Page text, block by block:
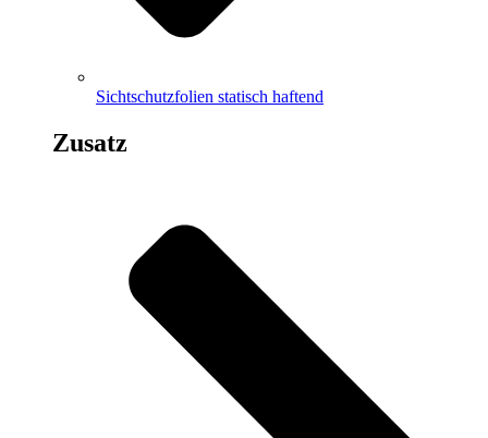
Sichtschutzfolien statisch haftend
Zusatz